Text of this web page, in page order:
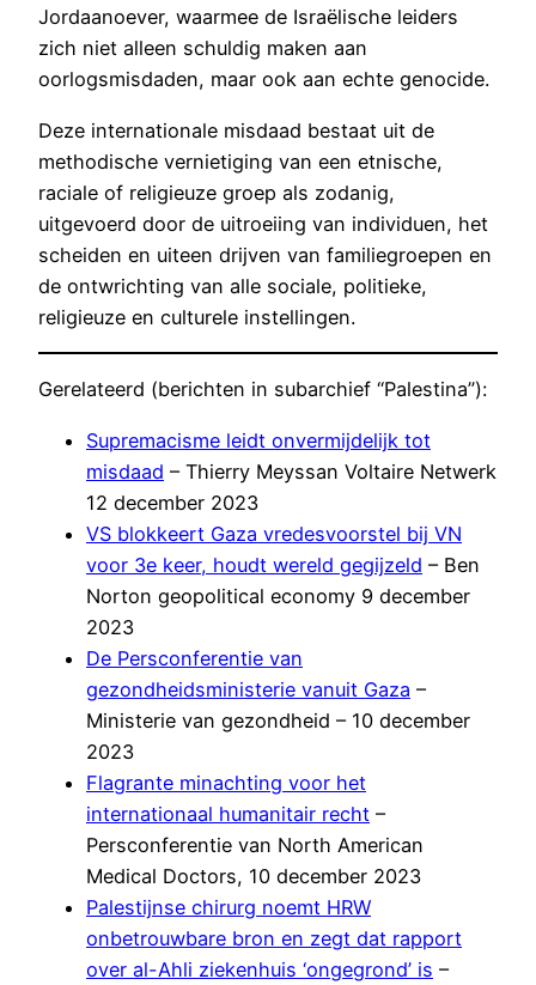
Jordaanoever, waarmee de Israëlische leiders
zich niet alleen schuldig maken aan
oorlogsmisdaden, maar ook aan echte genocide.
Deze internationale misdaad bestaat uit de
methodische vernietiging van een etnische,
raciale of religieuze groep als zodanig,
uitgevoerd door de uitroeiing van individuen, het
scheiden en uiteen drijven van familiegroepen en
de ontwrichting van alle sociale, politieke,
religieuze en culturele instellingen.
Gerelateerd (berichten in subarchief “Palestina”):
Supremacisme leidt onvermijdelijk tot
misdaad – Thierry Meyssan Voltaire Netwerk
12 december 2023
VS blokkeert Gaza vredesvoorstel bij VN
voor 3e keer, houdt wereld gegijzeld – Ben
Norton geopolitical economy 9 december
2023
De Persconferentie van
gezondheidsministerie vanuit Gaza –
Ministerie van gezondheid – 10 december
2023
Flagrante minachting voor het
internationaal humanitair recht –
Persconferentie van North American
Medical Doctors, 10 december 2023
Palestijnse chirurg noemt HRW
onbetrouwbare bron en zegt dat rapport
over al-Ahli ziekenhuis ‘ongegrond’ is –